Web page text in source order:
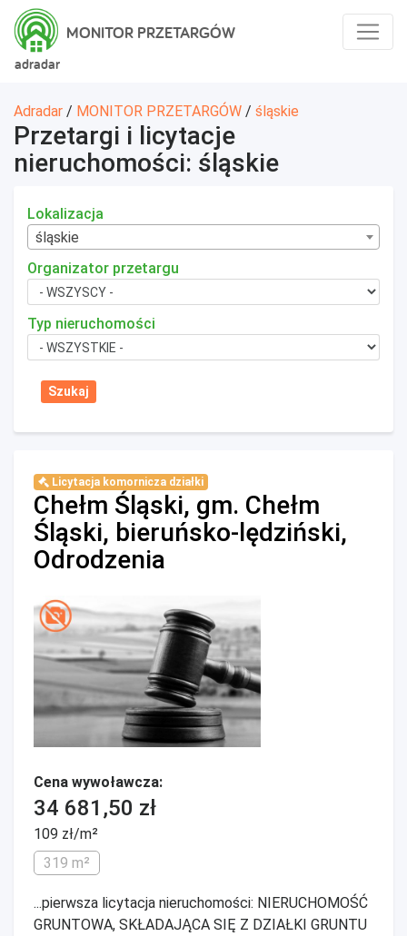
adradar
MONITOR PRZETARGÓW
Adradar / MONITOR PRZETARGÓW / śląskie
Przetargi i licytacje
nieruchomości: śląskie
Lokalizacja
śląskie
Organizator przetargu
Typ nieruchomości
Licytacja komornicza działki
Chełm Śląski, gm. Chełm
Śląski, bieruńsko-lędziński,
Odrodzenia
Cena wywoławcza:
34 681,50 zł
109 zł/m²
319 m²
...pierwsza licytacja nieruchomości: NIERUCHOMOŚĆ
GRUNTOWA, SKŁADAJĄCA SIĘ Z DZIAŁKI GRUNTU